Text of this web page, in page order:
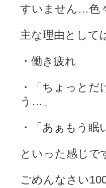
すいません…色
主な理由として
・働き疲れ
・「ちょっと
う…」
・「あぁもう眠
といった感じで
ごめんなさい